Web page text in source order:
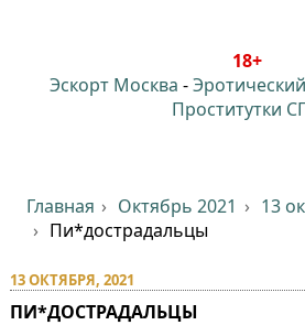
18+
Эскорт Москва -
Проститутки
Главная Октябрь 2021
13
Пи*дострадальцы
13 ОКТЯБРЯ, 2021
ПИ*ДОСТРАДАЛЬЦЫ